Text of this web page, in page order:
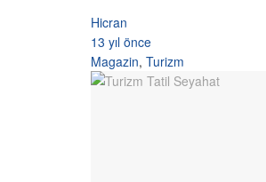
Hicran
13 yıl önce
Magazin, Turizm